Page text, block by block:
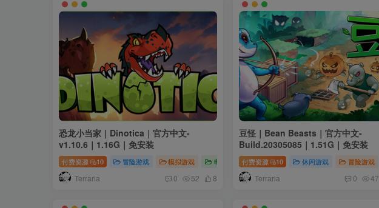
恐龙小当家｜Dinotica｜官方中文-
v1.10.6｜1.16G｜免安装
付费资源 10 冒险游戏 模拟游戏 电脑游戏
Terraria 0 52 8
豆怪｜Bean Beasts｜官方中文-
Build.20305085｜1.51G｜免安装
付费资源 10 休闲游戏 冒险游戏
Terraria 0 47